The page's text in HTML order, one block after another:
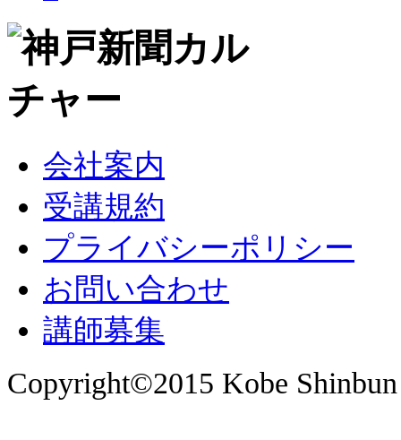
会社案内
受講規約
プライバシーポリシー
お問い合わせ
講師募集
Copyright©2015 Kobe